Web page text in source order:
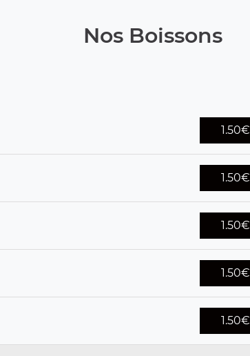
Nos Boissons
1.50€
1.50€
1.50€
1.50€
1.50€